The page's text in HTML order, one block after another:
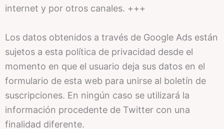
internet y por otros canales. +++
Los datos obtenidos a través de Google Ads están
sujetos a esta política de privacidad desde el
momento en que el usuario deja sus datos en el
formulario de esta web para unirse al boletín de
suscripciones. En ningún caso se utilizará la
información procedente de Twitter con una
finalidad diferente.